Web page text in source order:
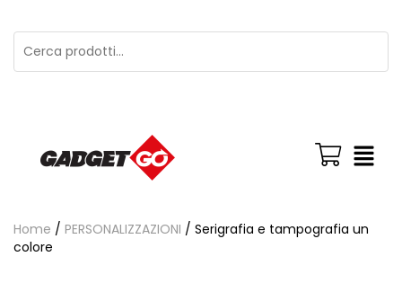
Home / PERSONALIZZAZIONI / Serigrafia e tampografia un
colore